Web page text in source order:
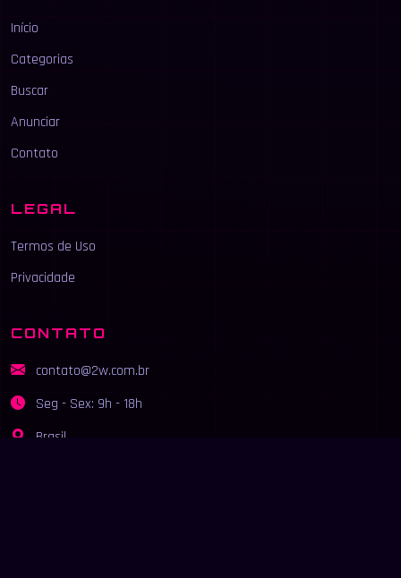
Início
Categorias
Buscar
Anunciar
Contato
LEGAL
Termos de Uso
Privacidade
CONTATO
contato@2w.com.br
Seg - Sex: 9h - 18h
Brasil